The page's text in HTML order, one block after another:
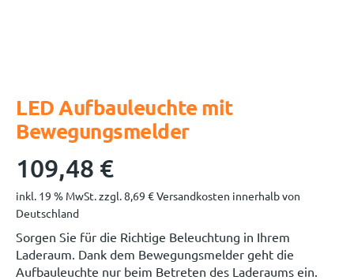
LED Aufbauleuchte mit
Bewegungsmelder
109,48 €
inkl. 19 % MwSt.zzgl.8,69 €Versandkosten innerhalb von
Deutschland
Sorgen Sie für die Richtige Beleuchtung in Ihrem
Laderaum. Dank dem Bewegungsmelder geht die
Aufbauleuchte nur beim Betreten des Laderaums ein.